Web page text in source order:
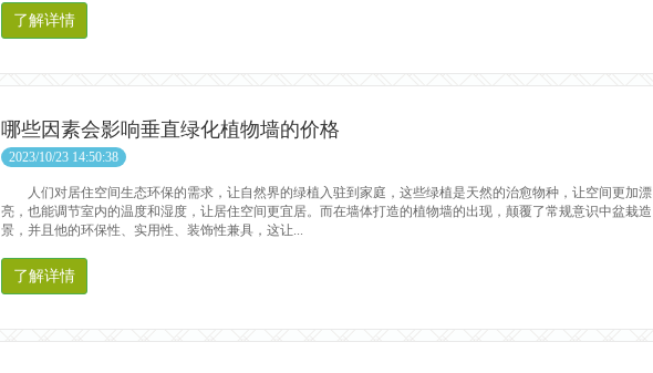
了解详情
哪些因素会影响垂直绿化植物墙的价格
2023/10/23 14:50:38
人们对居住空间生态环保的需求，让自然界的绿植入驻到家庭，这些绿植是天然的治愈物种，让空间更加漂
亮，也能调节室内的温度和湿度，让居住空间更宜居。而在墙体打造的植物墙的出现，颠覆了常规意识中盆栽造
景，并且他的环保性、实用性、装饰性兼具，这让...
了解详情